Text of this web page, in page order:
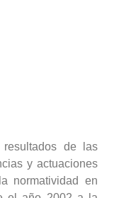
de las
y actuaciones
normatividad en